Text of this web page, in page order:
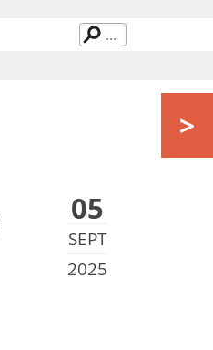
05
SEPT
2025
>